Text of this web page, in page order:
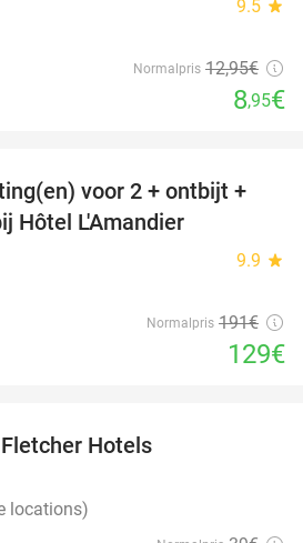
9.5 star
Normalpris 12,95€
8,95€
32%
voor 2 + ontbijt +
Hôtel L'Amandier
9.9 star
Normalpris 191€
129€
Hotels
locations)